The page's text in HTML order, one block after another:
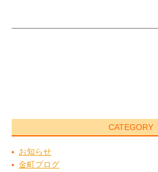
CATEGORY
お知らせ
金町ブログ